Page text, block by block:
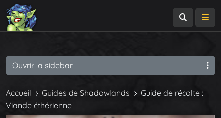
Accueil Guides de Shadowlands
Guide de récolte :
Viande éthérienne
Ouvrir la sidebar